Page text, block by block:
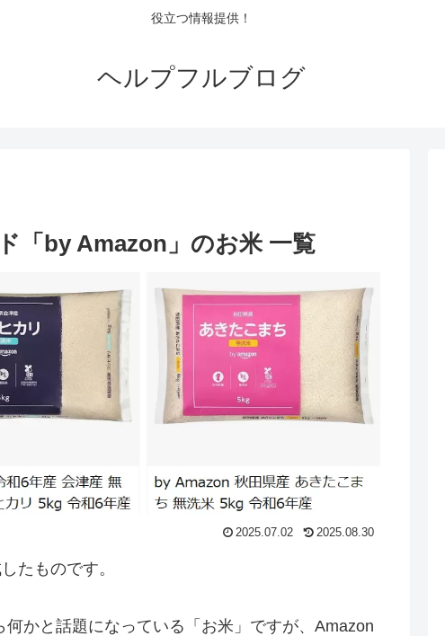
役立つ情報提供！
ヘルプフルブログ
「by Amazon」のお米 一覧
2025.07.02 2025.08.30
たものです。
かと話題になっている「お米」ですが、Amazon